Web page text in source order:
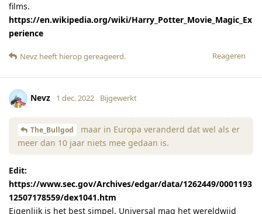
films.
https://en.wikipedia.org/wiki/Harry_Potter_Movie_Magic_Ex
perience
Reageren
Nevz heeft hierop gereageerd.
Nevz 1 dec. 2022 Bijgewerkt
The_Bullgod
maar in Europa veranderd dat wel als er
meer dan 10 jaar niets mee gedaan is.
Edit:
https://www.sec.gov/Archives/edgar/data/1262449/0001193
12507178559/dex1041.htm
Eigenlijk is het best simpel. Universal mag het wereldwijd